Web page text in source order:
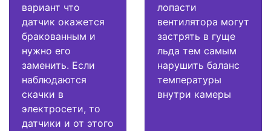
вариант что
датчик окажется
бракованным и
нужно его
заменить. Если
наблюдаются
скачки в
электросети, то
датчики и от этого
лопасти
вентилятора могут
застрять в гуще
льда тем самым
нарушить баланс
температуры
внутри камеры